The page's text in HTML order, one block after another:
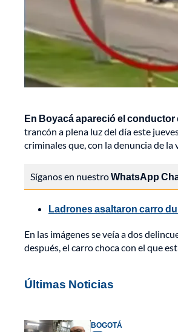
En Boyacá apareció el conductor
trancón a plena luz del día este
criminales que, con la denuncia de
Síganos en nuestroWhatsApp
Ladrones asaltaron carro
En las imágenes se veía a dos
después, el carro choca con el que
Últimas Noticias
BOGOTÁ